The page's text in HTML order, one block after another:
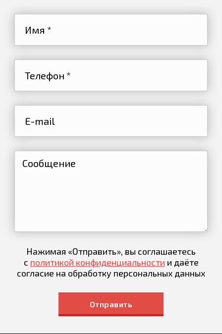
Нажимая «Отправить», вы соглашаетесь
с политикой конфиденциальности и даёте
согласие на обработку персональных данных
Отправить